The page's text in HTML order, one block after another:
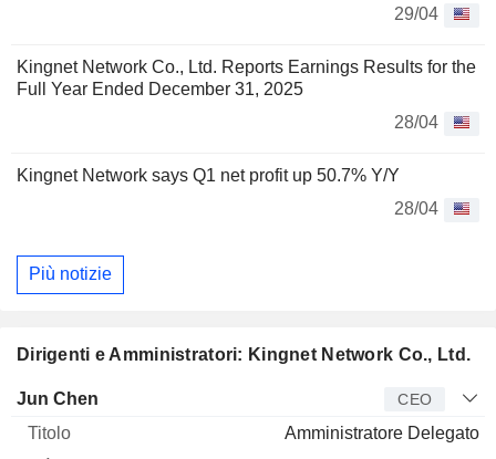
29/04
Kingnet Network Co., Ltd. Reports Earnings Results for the
Full Year Ended December 31, 2025
28/04
Kingnet Network says Q1 net profit up 50.7% Y/Y
28/04
Più notizie
Dirigenti e Amministratori: Kingnet Network Co., Ltd.
Manager Titolo
Jun Chen CEO
Amministratore Delegato